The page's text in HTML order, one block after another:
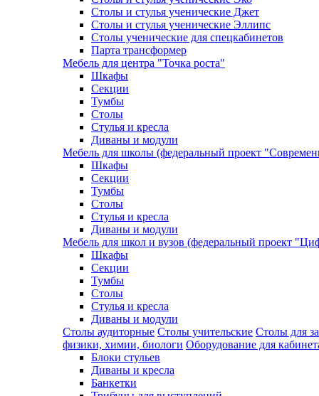
Столы и стулья ученические Джет
Столы и стулья ученические Эллипс
Столы ученические для спецкабинетов
Парта трансформер
Мебель для центра "Точка роста"
Шкафы
Секции
Тумбы
Столы
Стулья и кресла
Диваны и модули
Мебель для школы (федеральный проект
Шкафы
Секции
Тумбы
Столы
Стулья и кресла
Диваны и модули
Мебель для школ и вузов (федеральный проект
Шкафы
Секции
Тумбы
Столы
Стулья и кресла
Диваны и модули
Столы аудиторные Столы учительские Столы для
физики, химии, биологи Оборудование для
Блоки стульев
Диваны и кресла
Банкетки